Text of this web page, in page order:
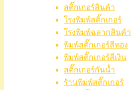
สติ๊กเกอร์สินค้า
โรงพิมพ์สติ๊กเกอร์
โรงพิมพ์ฉลากสินค้า
พิมพ์สติ๊กเกอร์สีทอง
พิมพ์สติ๊กเกอร์สีเงิน
สติ๊กเกอร์กันน้ำ
ร้านพิมพ์สติ๊กเกอร์